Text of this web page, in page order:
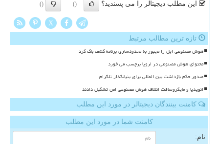
این مطلب دیجیتالر را می پسندید؟ ()
()
X
تازه ترین مطالب مرتبط
هوش مصنوعی اپل را مجبور به محدودسازی برنامه کشف باگ کرد
محتوای هوش مصنوعی در اروپا برچسب می خورد
صدور حکم بازداشت بین المللی برای بنیانگذار تلگرام
انویدیا و مایکروسافت ائتلاف هوش مصنوعی امن تشکیل دادند
کامنت بینندگان دیجیتالر در مورد این مطلب
کامنت شما در مورد این مطلب
نام: